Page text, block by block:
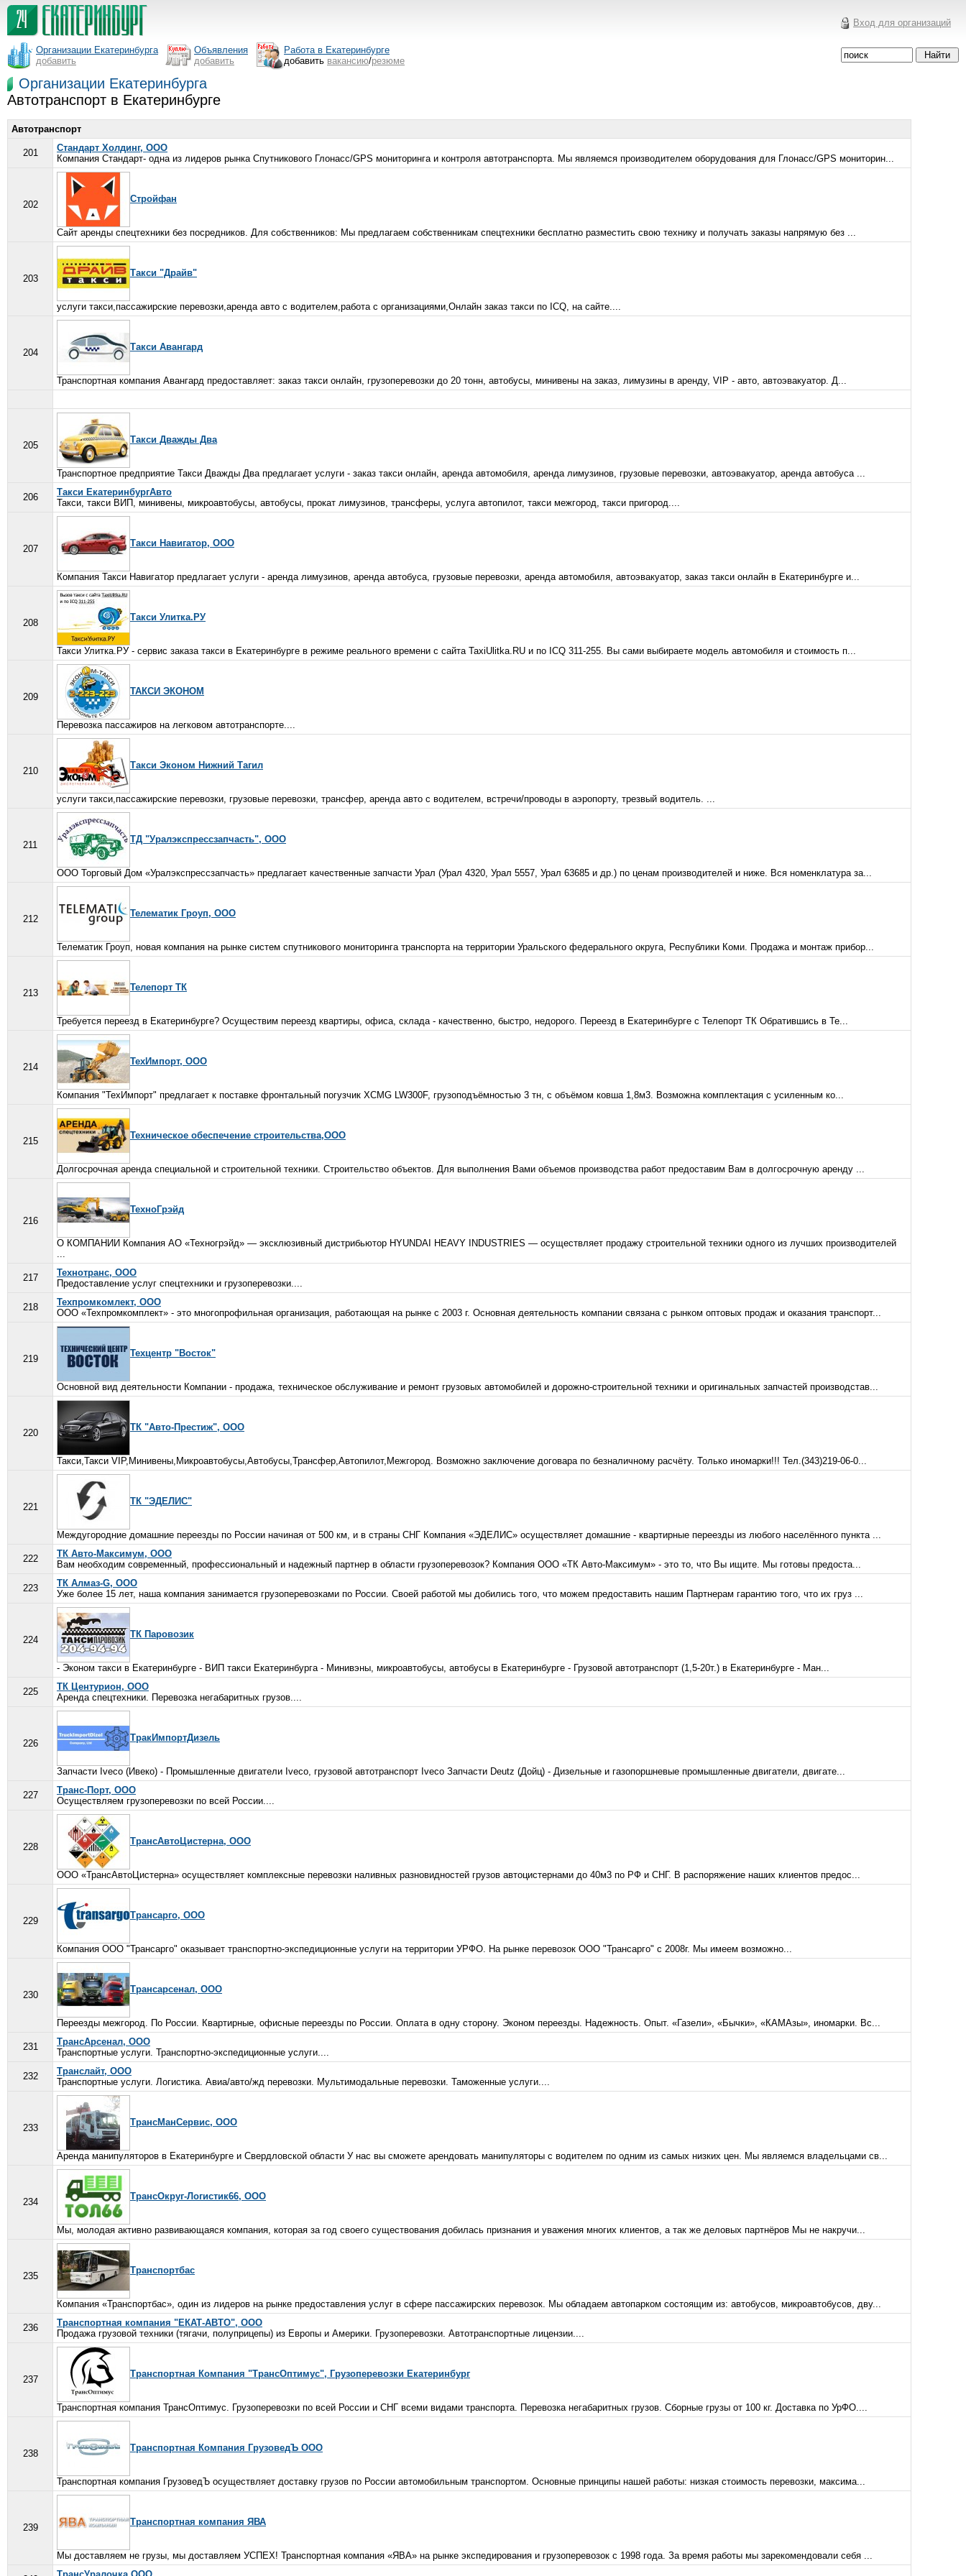
Вход для организаций
Организации Екатеринбурга
добавить
Объявления
добавить
Работа в Екатеринбурге
добавить вакансию/резюме
Организации Екатеринбурга
Автотранспорт в Екатеринбурге
Автотранспорт
201
Стандарт Холдинг, ООО
Компания Стандарт- одна из лидеров рынка Спутникового Глонасс/GPS мониторинга и контроля автотранспорта. Мы являемся производителем оборудования для Глонасс/GPS мониторин...
202
Стройфан
Сайт аренды спецтехники без посредников. Для собственников: Мы предлагаем собственникам спецтехники бесплатно разместить свою технику и получать заказы напрямую без ...
203
Такси "Драйв"
услуги такси,пассажирские перевозки,аренда авто с водителем,работа с организациями,Онлайн заказ такси по ICQ, на сайте....
204
Такси Авангард
Транспортная компания Авангард предоставляет: заказ такси онлайн, грузоперевозки до 20 тонн, автобусы, минивены на заказ, лимузины в аренду, VIP - авто, автоэвакуатор. Д...
205
Такси Дважды Два
Транспортное предприятие Такси Дважды Два предлагает услуги - заказ такси онлайн, аренда автомобиля, аренда лимузинов, грузовые перевозки, автоэвакуатор, аренда автобуса ...
206
Такси ЕкатеринбургАвто
Такси, такси ВИП, минивены, микроавтобусы, автобусы, прокат лимузинов, трансферы, услуга автопилот, такси межгород, такси пригород....
207
Такси Навигатор, ООО
Компания Такси Навигатор предлагает услуги - аренда лимузинов, аренда автобуса, грузовые перевозки, аренда автомобиля, автоэвакуатор, заказ такси онлайн в Екатеринбурге и...
208
Такси Улитка.РУ
Такси Улитка.РУ - сервис заказа такси в Екатеринбурге в режиме реального времени с сайта TaxiUlitka.RU и по ICQ 311-255. Вы сами выбираете модель автомобиля и стоимость п...
209
ТАКСИ ЭКОНОМ
Перевозка пассажиров на легковом автотранспорте....
210
Такси Эконом Нижний Тагил
услуги такси,пассажирские перевозки, грузовые перевозки, трансфер, аренда авто с водителем, встречи/проводы в аэропорту, трезвый водитель. ...
211
ТД "Уралэкспрессзапчасть", ООО
ООО Торговый Дом «Уралэкспрессзапчасть» предлагает качественные запчасти Урал (Урал 4320, Урал 5557, Урал 63685 и др.) по ценам производителей и ниже. Вся номенклатура за...
212
Телематик Гроуп, ООО
Телематик Гроуп, новая компания на рынке систем спутникового мониторинга транспорта на территории Уральского федерального округа, Республики Коми. Продажа и монтаж прибор...
213
Телепорт ТК
Требуется переезд в Екатеринбурге? Осуществим переезд квартиры, офиса, склада - качественно, быстро, недорого. Переезд в Екатеринбурге с Телепорт ТК Обратившись в Те...
214
ТехИмпорт, ООО
Компания "ТехИмпорт" предлагает к поставке фронтальный погузчик XCMG LW300F, грузоподъёмностью 3 тн, с объёмом ковша 1,8м3. Возможна комплектация с усиленным ко...
215
Техническое обеспечение строительства,ООО
Долгосрочная аренда специальной и строительной техники. Строительство объектов. Для выполнения Вами объемов производства работ предоставим Вам в долгосрочную аренду ...
216
ТехноГрэйд
О КОМПАНИИ Компания АО «Техногрэйд» — эксклюзивный дистрибьютор HYUNDAI HEAVY INDUSTRIES — осуществляет продажу строительной техники одного из лучших производителей
...
217
Технотранс, ООО
Предоставление услуг спецтехники и грузоперевозки....
218
Техпромкомлект, ООО
ООО «Техпромкомплект» - это многопрофильная организация, работающая на рынке с 2003 г. Основная деятельность компании связана с рынком оптовых продаж и оказания транспорт...
219
Техцентр "Восток"
Основной вид деятельности Компании - продажа, техническое обслуживание и ремонт грузовых автомобилей и дорожно-строительной техники и оригинальных запчастей производстав...
220
ТК "Авто-Престиж", ООО
Такси,Такси VIP,Минивены,Микроавтобусы,Автобусы,Трансфер,Автопилот,Межгород. Возможно заключение договара по безналичному расчёту. Только иномарки!!! Тел.(343)219-06-0...
221
ТК "ЭДЕЛИС"
Междугородние домашние переезды по России начиная от 500 км, и в страны СНГ Компания «ЭДЕЛИС» осуществляет домашние - квартирные переезды из любого населённого пункта ...
222
ТК Авто-Максимум, ООО
Вам необходим современный, профессиональный и надежный партнер в области грузоперевозок? Компания ООО «ТК Авто-Максимум» - это то, что Вы ищите. Мы готовы предоста...
223
ТК Алмаз-G, ООО
Уже более 15 лет, наша компания занимается грузоперевозками по России. Своей работой мы добились того, что можем предоставить нашим Партнерам гарантию того, что их груз ...
224
ТК Паровозик
- Эконом такси в Екатеринбурге - ВИП такси Екатеринбурга - Минивэны, микроавтобусы, автобусы в Екатеринбурге - Грузовой автотранспорт (1,5-20т.) в Екатеринбурге - Ман...
225
ТК Центурион, ООО
Аренда спецтехники. Перевозка негабаритных грузов....
226
ТракИмпортДизель
Запчасти Iveco (Ивеко) - Промышленные двигатели Iveco, грузовой автотранспорт Iveco Запчасти Deutz (Дойц) - Дизельные и газопоршневые промышленные двигатели, двигате...
227
Транс-Порт, ООО
Осуществляем грузоперевозки по всей России....
228
ТрансАвтоЦистерна, ООО
ООО «ТрансАвтоЦистерна» осуществляет комплексные перевозки наливных разновидностей грузов автоцистернами до 40м3 по РФ и СНГ. В распоряжение наших клиентов предос...
229
Трансарго, ООО
Компания ООО "Трансарго" оказывает транспортно-экспедиционные услуги на территории УРФО. На рынке перевозок ООО "Трансарго" с 2008г. Мы имеем возможно...
230
Трансарсенал, ООО
Переезды межгород. По России. Квартирные, офисные переезды по России. Оплата в одну сторону. Эконом переезды. Надежность. Опыт. «Газели», «Бычки», «КАМАзы», иномарки. Вс...
231
ТрансАрсенал, ООО
Транспортные услуги. Транспортно-экспедиционные услуги....
232
Транслайт, ООО
Транспортные услуги. Логистика. Авиа/авто/жд перевозки. Мультимодальные перевозки. Таможенные услуги....
233
ТрансМанСервис, ООО
Аренда манипуляторов в Екатеринбурге и Свердловской области У нас вы сможете арендовать манипуляторы с водителем по одним из самых низких цен. Мы являемся владельцами св...
234
ТрансОкруг-Логистик66, ООО
Мы, молодая активно развивающаяся компания, которая за год своего существования добилась признания и уважения многих клиентов, а так же деловых партнёров Мы не накручи...
235
Транспортбас
Компания «Транспортбас», один из лидеров на рынке предоставления услуг в сфере пассажирских перевозок. Мы обладаем автопарком состоящим из: автобусов, микроавтобусов, дву...
236
Транспортная компания "ЕКАТ-АВТО", ООО
Продажа грузовой техники (тягачи, полуприцепы) из Европы и Америки. Грузоперевозки. Автотранспортные лицензии....
237
Транспортная Компания "ТрансОптимус", Грузоперевозки Екатеринбург
Транспортная компания ТрансОптимус. Грузоперевозки по всей России и СНГ всеми видами транспорта. Перевозка негабаритных грузов. Сборные грузы от 100 кг. Доставка по УрФО....
238
Транспортная Компания ГрузоведЪ ООО
Транспортная компания ГрузоведЪ осуществляет доставку грузов по России автомобильным транспортом. Основные принципы нашей работы: низкая стоимость перевозки, максима...
239
Транспортная компания ЯВА
Мы доставляем не грузы, мы доставляем УСПЕХ! Транспортная компания «ЯВА» на рынке экспедирования и грузоперевозок с 1998 года. За время работы мы зарекомендовали себя ...